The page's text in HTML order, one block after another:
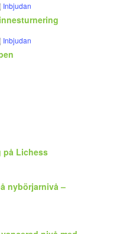
Inbjudan
Inbjudan
på Lichess
nybörjarnivå –